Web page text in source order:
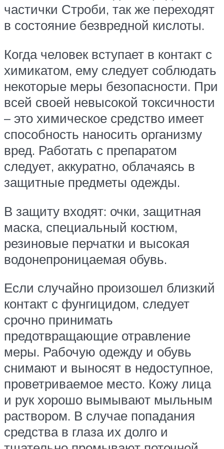
частички Строби, так же переходят
в состояние безвредной кислоты.
Когда человек вступает в контакт с
химикатом, ему следует соблюдать
некоторые меры безопасности. При
всей своей невысокой токсичности
– это химическое средство имеет
способность наносить организму
вред. Работать с препаратом
следует, аккуратно, облачаясь в
защитные предметы одежды.
В защиту входят: очки, защитная
маска, специальный костюм,
резиновые перчатки и высокая
водонепроницаемая обувь.
Если случайно произошел близкий
контакт с фунгицидом, следует
срочно принимать
предотвращающие отравление
меры. Рабочую одежду и обувь
снимают и выносят в недоступное,
проветриваемое место. Кожу лица
и рук хорошо вымывают мыльным
раствором. В случае попадания
средства в глаза их долго и